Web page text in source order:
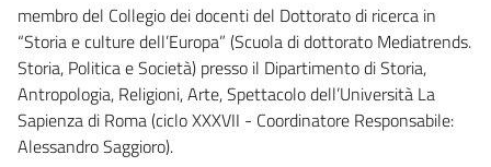
membro del Collegio dei docenti del Dottorato di ricerca in
“Storia e culture dell’Europa” (Scuola di dottorato Mediatrends.
Storia, Politica e Società) presso il Dipartimento di Storia,
Antropologia, Religioni, Arte, Spettacolo dell’Università La
Sapienza di Roma (ciclo XXXVII - Coordinatore Responsabile:
Alessandro Saggioro).